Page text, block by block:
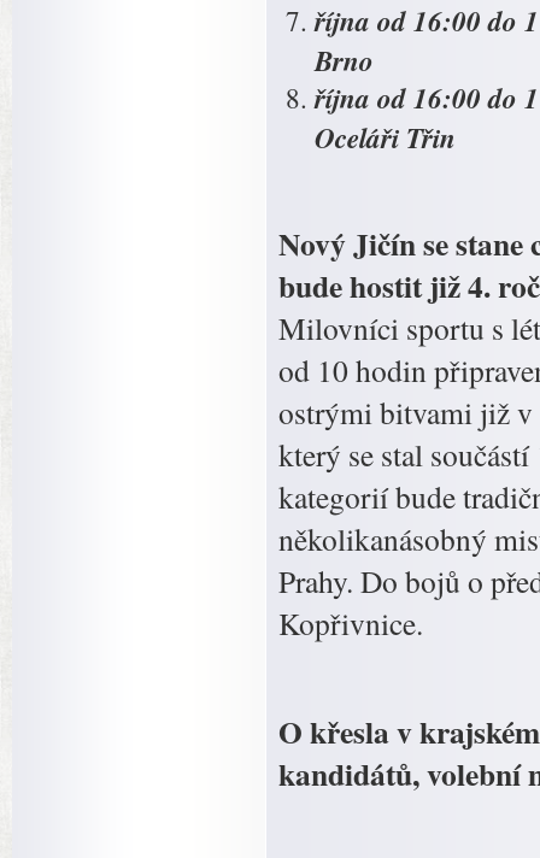
října od 16:00 do
Brno
října od 16:00 do
Oceláři Třin
Nový Jičín se
bude hostit již 4.
Milovníci sportu s
od 10 hodin
ostrými bitvami již v
který se stal
kategorií bude
několikanásobný
Prahy. Do bojů o
Kopřivnice.
O křesla v
kandidátů, volební